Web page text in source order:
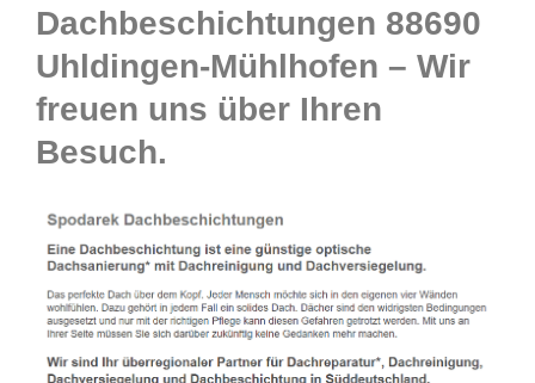
Dachbeschichtungen 88690
Uhldingen-Mühlhofen – Wir
freuen uns über Ihren
Besuch.